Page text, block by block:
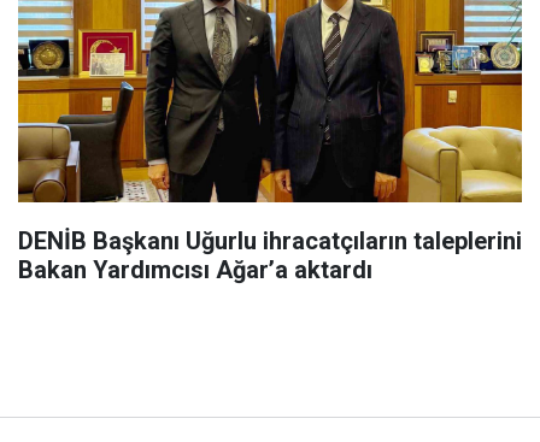
DENİB Başkanı Uğurlu ihracatçıların taleplerini
Bakan Yardımcısı Ağar’a aktardı